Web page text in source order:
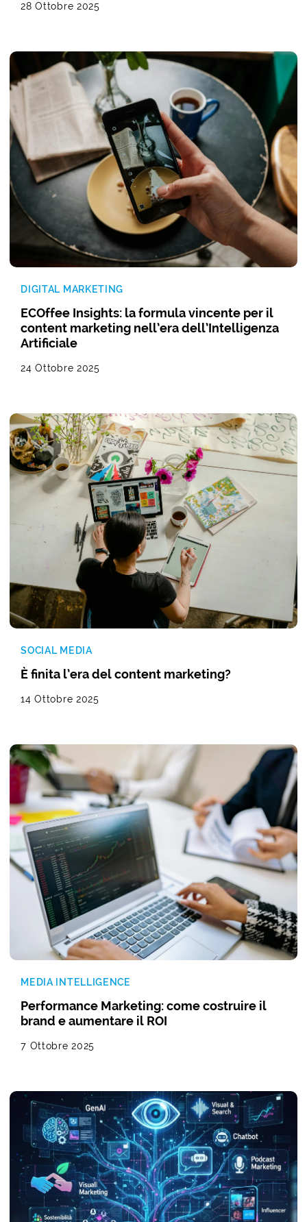
28 Ottobre 2025
DIGITAL MARKETING
ECOffee Insights: la formula vincente per il
content marketing nell’era dell’Intelligenza
Artificiale
24 Ottobre 2025
SOCIAL MEDIA
È finita l’era del content marketing?
14 Ottobre 2025
MEDIA INTELLIGENCE
Performance Marketing: come costruire il
brand e aumentare il ROI
7 Ottobre 2025